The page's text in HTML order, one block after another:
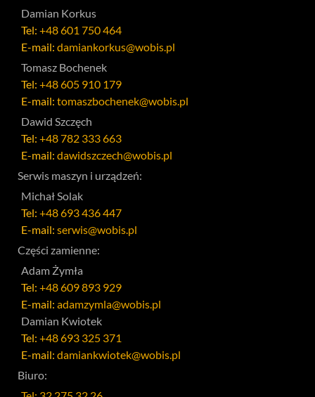
Damian Korkus
Tel: +48 601 750 464
E-mail: damiankorkus@wobis.pl
Tomasz Bochenek
Tel: +48 605 910 179
E-mail: tomaszbochenek@wobis.pl
Dawid Szczęch
Tel: +48 782 333 663
E-mail: dawidszczech@wobis.pl
Serwis maszyn i urządzeń:
Michał Solak
Tel: +48 693 436 447
E-mail: serwis@wobis.pl
Części zamienne:
Adam Żymła
Tel: +48 609 893 929
E-mail: adamzymla@wobis.pl
Damian Kwiotek
Tel: +48 693 325 371
E-mail: damiankwiotek@wobis.pl
Biuro: